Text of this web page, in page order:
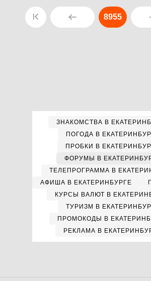
8955
ЗНАКОМСТВА В
ПОГОДА В
ПРОБКИ В
ФОРУМЫ В
ТЕЛЕПРОГРАММА В
АФИША В ЕКАТЕРИНБУРГЕ
КУРСЫ ВАЛЮТ В
ТУРИЗМ В
ПРОМОКОДЫ В
РЕКЛАМА В